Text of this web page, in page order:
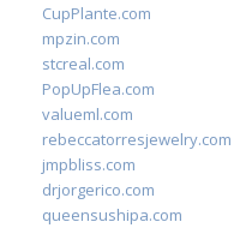
CupPlante.com
mpzin.com
stcreal.com
PopUpFlea.com
valueml.com
rebeccatorresjewelry.com
jmpbliss.com
drjorgerico.com
queensushipa.com